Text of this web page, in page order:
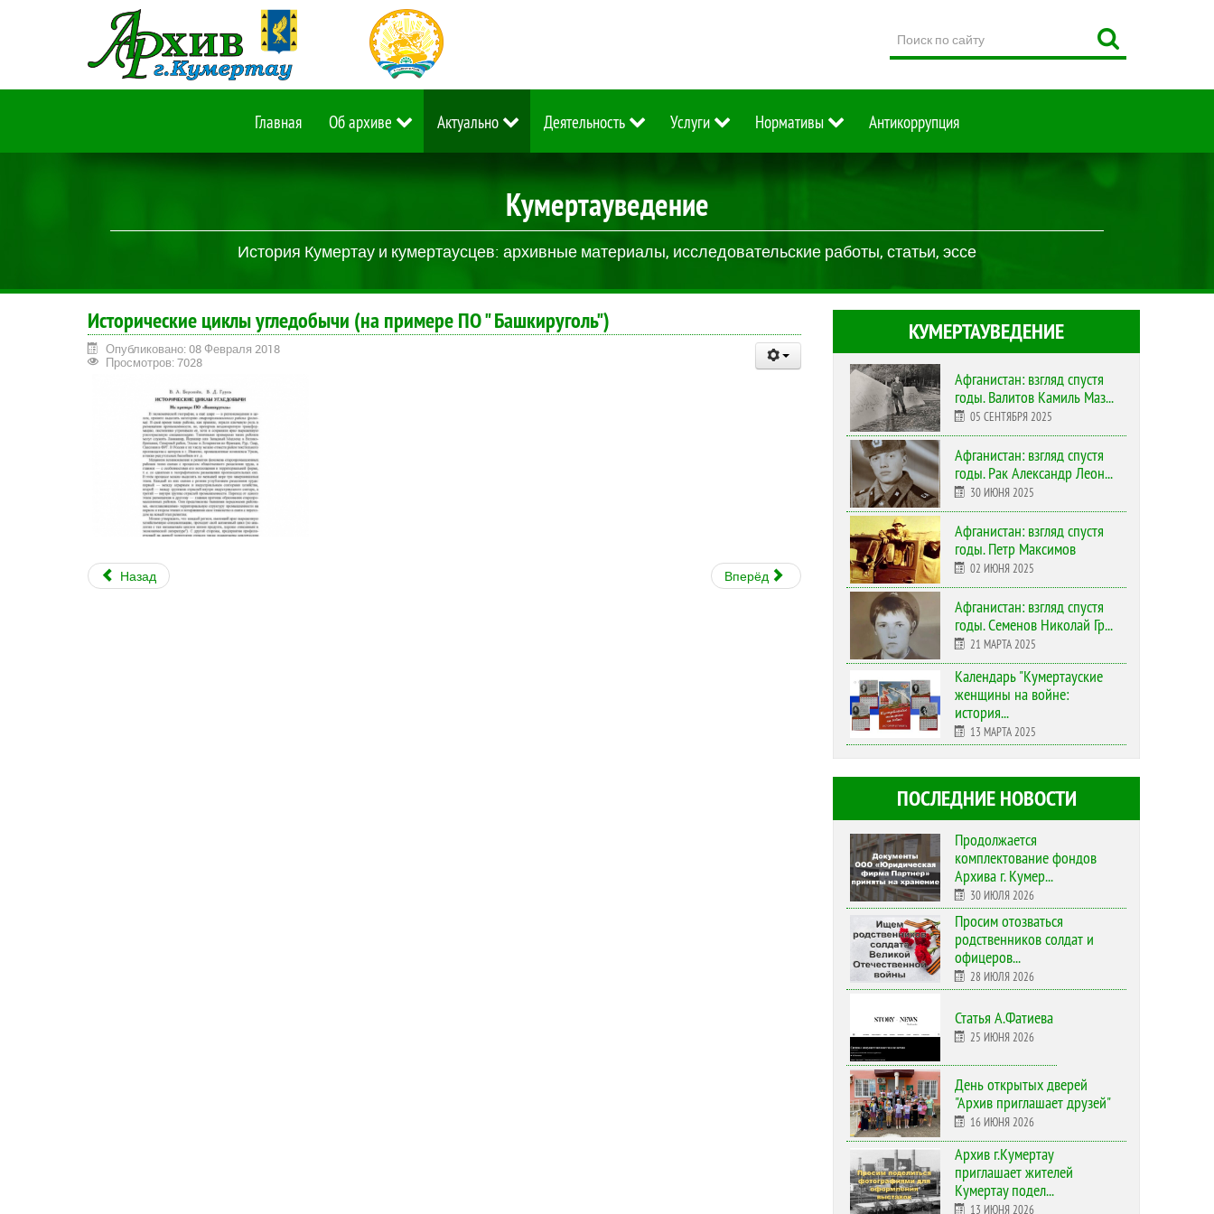
по
сайту
Главная Об архиве Актуально Деятельность Услуги Нормативы Антикоррупция
Кумертауведение
История Кумертау и кумертаусцев: архивные материалы, исследовательские работы, статьи, эссе
Исторические циклы угледобычи (на примере ПО " Башкируголь")
Опубликовано: 08 Февраля 2018
Просмотров: 7028
Назад Вперёд
КУМЕРТАУВЕДЕНИЕ
Афганистан: взгляд спустя
годы. Валитов Камиль Маз...
05 СЕНТЯБРЯ 2025
Афганистан: взгляд спустя
годы. Рак Александр Леон...
30 ИЮНЯ 2025
Афганистан: взгляд спустя
годы. Петр Максимов
02 ИЮНЯ 2025
Афганистан: взгляд спустя
годы. Семенов Николай Гр...
21 МАРТА 2025
Календарь "Кумертауские
женщины на войне:
история...
13 МАРТА 2025
ПОСЛЕДНИЕ НОВОСТИ
Продолжается
комплектование фондов
Архива г. Кумер...
30 ИЮЛЯ 2026
Просим отозваться
родственников солдат и
офицеров...
28 ИЮЛЯ 2026
Статья А.Фатиева
25 ИЮНЯ 2026
День открытых дверей
"Архив приглашает друзей"
16 ИЮНЯ 2026
Архив г.Кумертау
приглашает жителей
Кумертау подел...
13 ИЮНЯ 2026